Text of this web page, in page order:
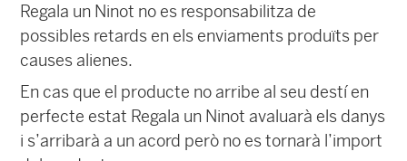
Regala un Ninot no es responsabilitza de
possibles retards en els enviaments produïts per
causes alienes.
En cas que el producte no arribe al seu destí en
perfecte estat Regala un Ninot avaluarà els danys
i s’arribarà a un acord però no es tornarà l’import